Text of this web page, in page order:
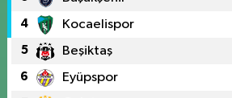
4 Kocaelispor
5 Beşiktaş
6 Eyüpspor